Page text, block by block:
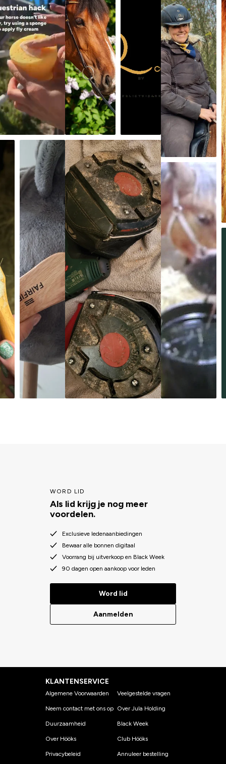
WORD LID
Als lid krijg je nog meer
voordelen.
Exclusieve ledenaanbiedingen
Bewaar alle bonnen digitaal
Voorrang bij uitverkoop en Black Week
90 dagen open aankoop voor leden
Word lid
Aanmelden
KLANTENSERVICE
Algemene Voorwaarden
Neem contact met ons op
Duurzaamheid
Over Hööks
Privacybeleid
Veelgestelde vragen
Over Jula Holding
Black Week
Club Hööks
Annuleer bestelling